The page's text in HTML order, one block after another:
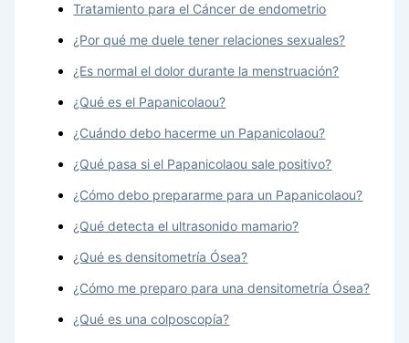
Tratamiento para el Cáncer de endometrio
¿Por qué me duele tener relaciones sexuales?
¿Es normal el dolor durante la menstruación?
¿Qué es el Papanicolaou?
¿Cuándo debo hacerme un Papanicolaou?
¿Qué pasa si el Papanicolaou sale positivo?
¿Cómo debo prepararme para un Papanicolaou?
¿Qué detecta el ultrasonido mamario?
¿Qué es densitometría Ósea?
¿Cómo me preparo para una densitometría Ósea?
¿Qué es una colposcopía?